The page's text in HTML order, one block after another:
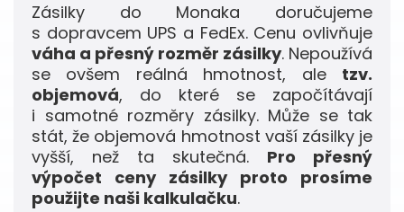
Zásilky do Monaka doručujeme
s dopravcem UPS a FedEx. Cenu ovlivňuje
váha a přesný rozměr zásilky. Nepoužívá
se ovšem reálná hmotnost, ale tzv.
objemová, do které se započítávají
i samotné rozměry zásilky. Může se tak
stát, že objemová hmotnost vaší zásilky je
vyšší, než ta skutečná. Pro přesný
výpočet ceny zásilky proto prosíme
použijte naši kalkulačku.